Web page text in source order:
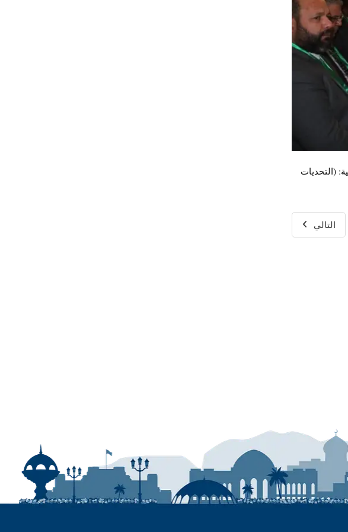
(التحديات
التالي